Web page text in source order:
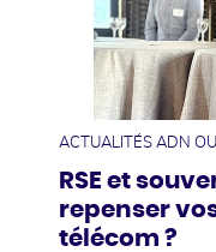
ACTUALITÉS ADN
RSE et
repenser
télécom ?